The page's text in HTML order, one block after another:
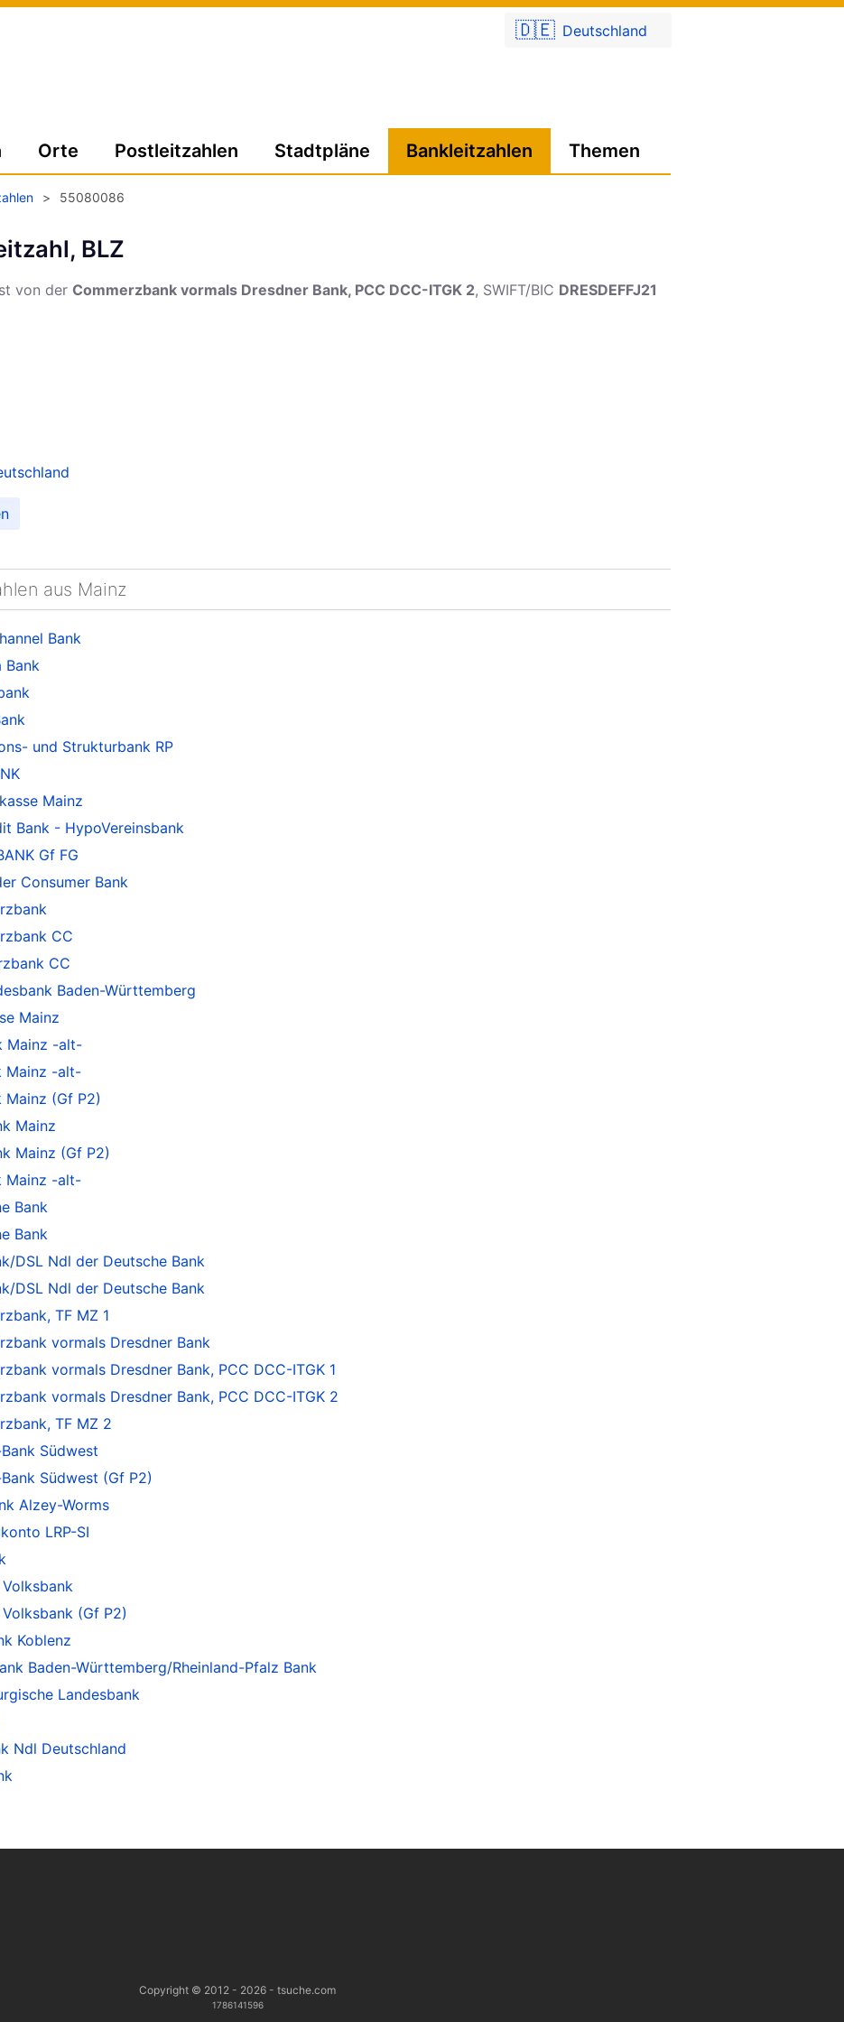
🇩🇪 Deutschland
Orte Postleitzahlen Stadtpläne Bankleitzahlen Themen
> 55080086
BLZ
von der Commerzbank vormals Dresdner Bank, PCC DCC-ITGK 2, SWIFT/BIC DRESDEFFJ21
aus Mainz
Bank
Bank
und Strukturbank RP
Mainz
Bank - HypoVereinsbank
Gf FG
Consumer Bank
CC
CC
Baden-Württemberg
Mainz
Mainz -alt-
Mainz -alt-
Mainz (Gf P2)
Mainz
Mainz (Gf P2)
Mainz -alt-
Bank
Bank
DSL Ndl der Deutsche Bank
DSL Ndl der Deutsche Bank
TF MZ 1
vormals Dresdner Bank
vormals Dresdner Bank, PCC DCC-ITGK 1
vormals Dresdner Bank, PCC DCC-ITGK 2
TF MZ 2
Südwest
Südwest (Gf P2)
Alzey-Worms
LRP-SI
(Gf P2)
Koblenz
Baden-Württemberg/Rheinland-Pfalz Bank
Landesbank
Ndl Deutschland
Copyright © 2012 - 2026 - tsuche.com
1786141596